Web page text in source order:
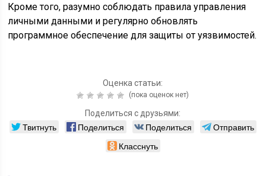
Кроме того, разумно соблюдать правила управления
личными данными и регулярно обновлять
программное обеспечение для защиты от уязвимостей.
Оценка статьи:
(пока оценок нет)
Поделиться с друзьями:
Твитнуть Поделиться Поделиться
Отправить
Класснуть